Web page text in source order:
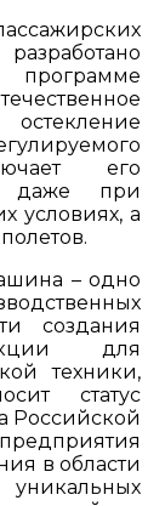
его
даже при
условиях, а
– одно
создания
для
техники,
статус
Российской
в области